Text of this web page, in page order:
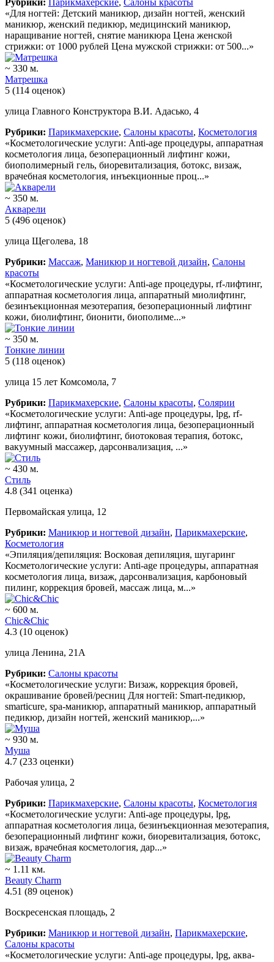
«Для ногтей: Детский маникюр, дизайн ногтей, женский
маникюр, женский педикюр, медицинский маникюр,
наращивание ногтей, снятие маникюра Цена женской
стрижки: от 1000 рублей Цена мужской стрижки: от 500...»
~ 330 м.
Матрешка
5 (114 оценок)
улица Главного Конструктора В.И. Адасько, 4
Рубрики: Парикмахерские, Салоны красоты, Косметология
«Косметологические услуги: Anti-age процедуры, аппаратная
косметология лица, безоперационный лифтинг кожи,
биополимерный гель, биоревитализация, ботокс, визаж,
врачебная косметология, инъекционные проц...»
~ 350 м.
Акварели
5 (496 оценок)
улица Щеголева, 18
Рубрики: Массаж, Маникюр и ногтевой дизайн, Салоны
красоты
«Косметологические услуги: Anti-age процедуры, rf-лифтинг,
аппаратная косметология лица, аппаратный миолифтинг,
безинъекционная мезотерапия, безоперационный лифтинг
кожи, биолифтинг, бионити, биополиме...»
~ 350 м.
Тонкие линии
5 (118 оценок)
улица 15 лет Комсомола, 7
Рубрики: Парикмахерские, Салоны красоты, Солярии
«Косметологические услуги: Anti-age процедуры, lpg, rf-
лифтинг, аппаратная косметология лица, безоперационный
лифтинг кожи, биолифтинг, биотоковая терапия, ботокс,
вакуумный массажер, дарсонвализация, ...»
~ 430 м.
Стиль
4.8 (341 оценка)
Первомайская улица, 12
Рубрики: Маникюр и ногтевой дизайн, Парикмахерские,
Косметология
«Эпиляция/депиляция: Восковая депиляция, шугаринг
Косметологические услуги: Anti-age процедуры, аппаратная
косметология лица, визаж, дарсонвализация, карбоновый
пилинг, коррекция бровей, массаж лица, м...»
~ 600 м.
Chic&Chic
4.3 (10 оценок)
улица Ленина, 21А
Рубрики: Салоны красоты
«Косметологические услуги: Визаж, коррекция бровей,
окрашивание бровей/ресниц Для ногтей: Smart-педикюр,
smarticure, spa-маникюр, аппаратный маникюр, аппаратный
педикюр, дизайн ногтей, женский маникюр,...»
~ 930 м.
Муша
4.7 (233 оценки)
Рабочая улица, 2
Рубрики: Парикмахерские, Салоны красоты, Косметология
«Косметологические услуги: Anti-age процедуры, lpg,
аппаратная косметология лица, безинъекционная мезотерапия,
безоперационный лифтинг кожи, биоревитализация, ботокс,
визаж, врачебная косметология, дар...»
~ 1.11 км.
Beauty Charm
4.51 (89 оценок)
Воскресенская площадь, 2
Рубрики: Маникюр и ногтевой дизайн, Парикмахерские,
Салоны красоты
«Косметологические услуги: Anti-age процедуры, lpg, аква-